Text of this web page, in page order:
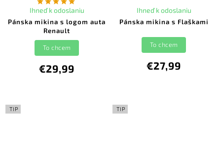
Pánska mikina s logom auta
Renault
Ihneď k odoslaniu
€29,99
To chcem
Pánska mikina s Flaškami
Ihneď k odoslaniu
€27,99
To chcem
TIP TIP